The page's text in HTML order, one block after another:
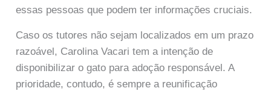
essas pessoas que podem ter informações cruciais.
Caso os tutores não sejam localizados em um prazo
razoável, Carolina Vacari tem a intenção de
disponibilizar o gato para adoção responsável. A
prioridade, contudo, é sempre a reunificação